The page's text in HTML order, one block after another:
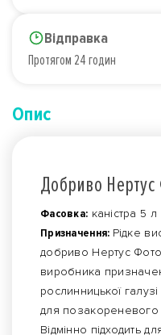
Відправка
Протягом 24 годин
Опис
Добриво
Фасовка: каністра 5 л
Призначення: Рідке
добриво Нертус
виробника
рослинницької
для позакореневого
Відмінно підходить